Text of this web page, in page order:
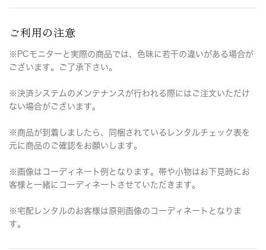
ご利用の注意
※PCモニターと実際の商品では、色味に若干の違いがある場合が
ございます。ご了承下さい。
※決済システムのメンテナンスが行われる際にはご注文いただけ
ない場合がございます。
※商品が到着しましたら、同梱されているレンタルチェック表を
元に商品のご確認をお願いします。
※画像はコーディネート例となります。帯や小物はお下見時にお
客様と一緒にコーディネートさせていただきます。
※宅配レンタルのお客様は原則画像のコーディネートとなりま
す。